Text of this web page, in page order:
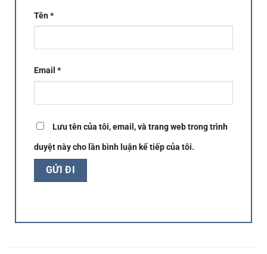
Tên*
Email *
Lưu tên của tôi, email, và trang web trong trình
duyệt này cho lần bình luận kế tiếp của tôi.